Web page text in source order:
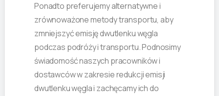
Ponadto preferujemy alternatywne i
zrównoważone metody transportu, aby
zmniejszyć emisję dwutlenku węgla
podczas podróży i transportu. Podnosimy
świadomość naszych pracowników i
dostawców w zakresie redukcji emisji
dwutlenku węgla i zachęcamy ich do